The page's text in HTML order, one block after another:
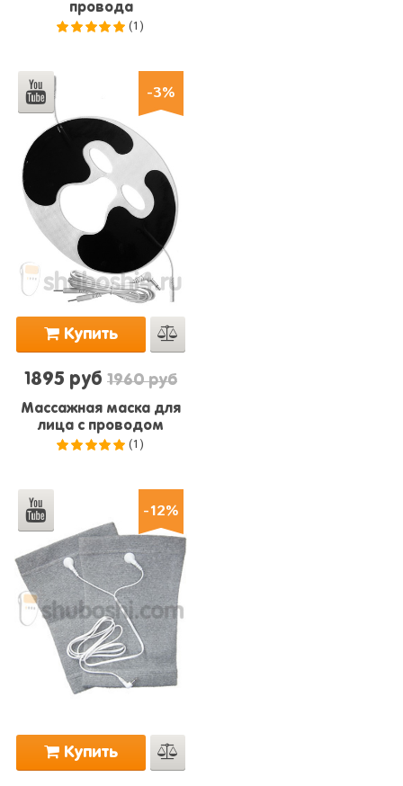
провода
(1)
-3%
Купить
1895 руб 1960 руб
Массажная маска для
лица с проводом
(1)
-12%
Купить